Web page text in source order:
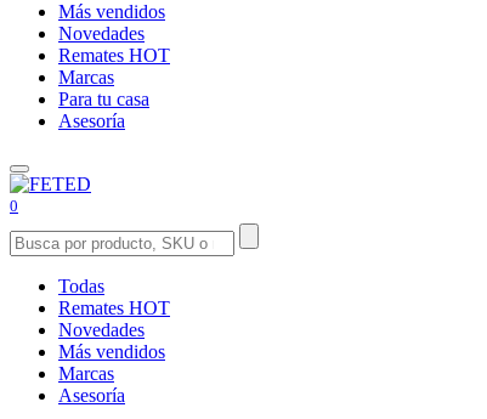
Más vendidos
Novedades
Remates HOT
Marcas
Para tu casa
Asesoría
0
Todas
Remates HOT
Novedades
Más vendidos
Marcas
Asesoría